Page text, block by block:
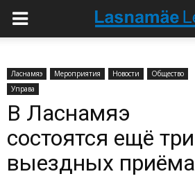
Ласнамяэ Мероприятия Новости
Общество
Управа
В Ласнамяэ
состоятся ещё три
выездных приёма